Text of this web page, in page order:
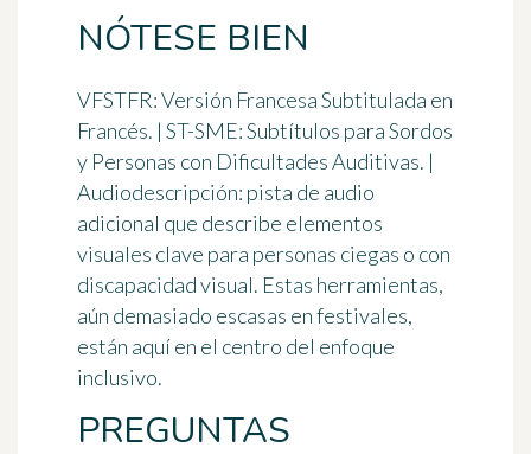
NÓTESE BIEN
VFSTFR: Versión Francesa Subtitulada en
Francés. | ST-SME: Subtítulos para Sordos
y Personas con Dificultades Auditivas. |
Audiodescripción: pista de audio
adicional que describe elementos
visuales clave para personas ciegas o con
discapacidad visual. Estas herramientas,
aún demasiado escasas en festivales,
están aquí en el centro del enfoque
inclusivo.
PREGUNTAS